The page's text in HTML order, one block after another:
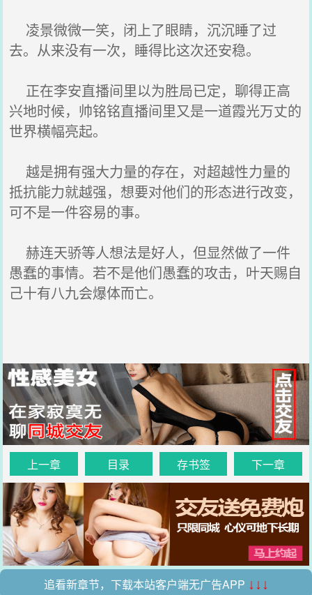
凌景微微一笑，闭上了眼睛，沉沉睡了过
去。从来没有一次，睡得比这次还安稳。
正在李安直播间里以为胜局已定，聊得正高
兴地时候，帅铭铭直播间里又是一道霞光万丈的
世界横幅亮起。
越是拥有强大力量的存在，对超越性力量的
抵抗能力就越强，想要对他们的形态进行改变，
可不是一件容易的事。
赫连天骄等人想法是好人，但显然做了一件
愚蠢的事情。若不是他们愚蠢的攻击，叶天赐自
己十有八九会爆体而亡。
上一章 目录 存书签 下一章
追看新章节，下载本站客户端无广告APP ↓↓↓